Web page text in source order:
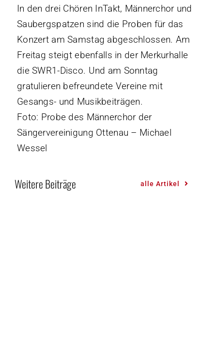
In den drei Chören InTakt, Männerchor und
Saubergspatzen sind die Proben für das
Konzert am Samstag abgeschlossen. Am
Freitag steigt ebenfalls in der Merkurhalle
die SWR1-Disco. Und am Sonntag
gratulieren befreundete Vereine mit
Gesangs- und Musikbeiträgen.
Foto: Probe des Männerchor der
Sängervereinigung Ottenau – Michael
Wessel
Weitere Beiträge alle Artikel